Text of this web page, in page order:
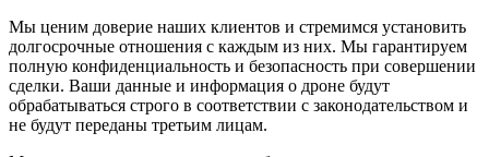
Мы ценим доверие наших клиентов и стремимся установить
долгосрочные отношения с каждым из них. Мы гарантируем
полную конфиденциальность и безопасность при совершении
сделки. Ваши данные и информация о дроне будут
обрабатываться строго в соответствии с законодательством и
не будут переданы третьим лицам.